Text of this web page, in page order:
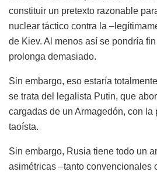
constituir un pretexto razonable
nuclear táctico contra la
de Kiev. Al menos así se pondría
prolonga demasiado.
Sin embargo, eso estaría
se trata del legalista Putin, que
cargadas de un Armagedón, con
taoísta.
Sin embargo, Rusia tiene todo un
asimétricas –tanto convencionales